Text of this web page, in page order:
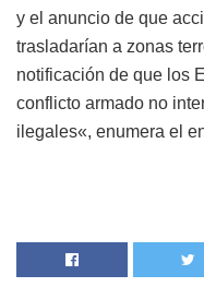
y el anuncio de que
trasladarían a zonas
notificación de que los
conflicto armado no
ilegales«, enumera el